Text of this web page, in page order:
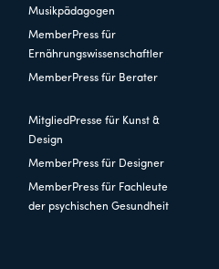
Musikpädagogen
MemberPress für
Ernährungswissenschaftler
MemberPress für Berater
MitgliedPresse für Kunst &
Design
MemberPress für Designer
MemberPress für Fachleute
der psychischen Gesundheit